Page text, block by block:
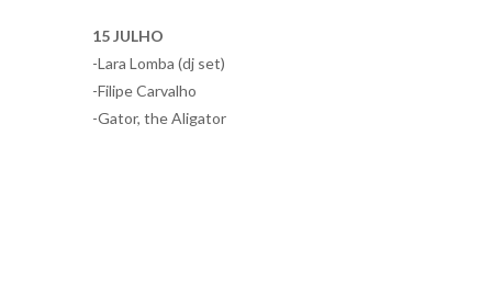
15 JULHO
-Lara Lomba (dj set)
-Filipe Carvalho
-Gator, the Aligator